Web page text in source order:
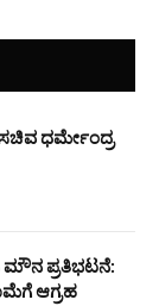
ಸಚಿವ ಧರ್ಮೇಂದ್ರ
ಮೌನ ಪ್ರತಿಭಟನೆ:
ಆಗ್ರಹ